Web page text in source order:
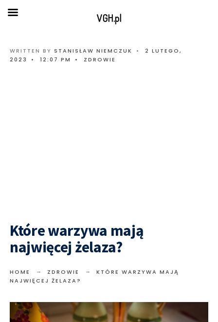
WRITTEN BY STANISŁAW NIEMCZUK •
2 LUTEGO,
2023
• 12:07 PM • ZDROWIE
Które warzywa mają
najwięcej żelaza?
HOME ZDROWIE
KTÓRE WARZYWA MAJĄ
NAJWIĘCEJ ŻELAZA?
VGH.pl